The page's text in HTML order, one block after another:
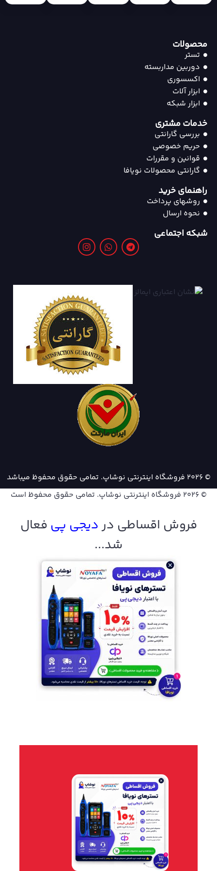
محصولات
تستر
دوربین مداربسته
اکسسوری
ابزار آلات
ابزار شبکه
خدمات مشتری
بررسی گارانتی
حریم خصوصی
قوانین و مقررات
گارانتی محصولات نویافا
راهنمای خرید
روشهای پرداخت
نحوه ارسال
شبکه اجتماعی
© 2026 فروشگاه اینترنتی نوشاپ. تمامی حقوق محفوظ میباشد
© 2026
فروشگاه اینترنتی نوشاپ. تمامی حقوق محفوظ است
فروش اقساطی دردیجی پی فعال
شد...